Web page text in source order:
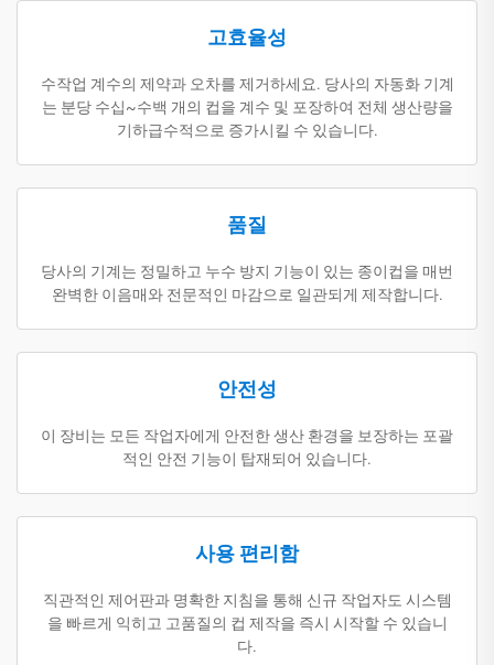
고효율성
수작업 계수의 제약과 오차를 제거하세요. 당사의 자동화 기계
는 분당 수십~수백 개의 컵을 계수 및 포장하여 전체 생산량을
기하급수적으로 증가시킬 수 있습니다.
품질
당사의 기계는 정밀하고 누수 방지 기능이 있는 종이컵을 매번
완벽한 이음매와 전문적인 마감으로 일관되게 제작합니다.
안전성
이 장비는 모든 작업자에게 안전한 생산 환경을 보장하는 포괄
적인 안전 기능이 탑재되어 있습니다.
사용 편리함
직관적인 제어판과 명확한 지침을 통해 신규 작업자도 시스템
을 빠르게 익히고 고품질의 컵 제작을 즉시 시작할 수 있습니
다.